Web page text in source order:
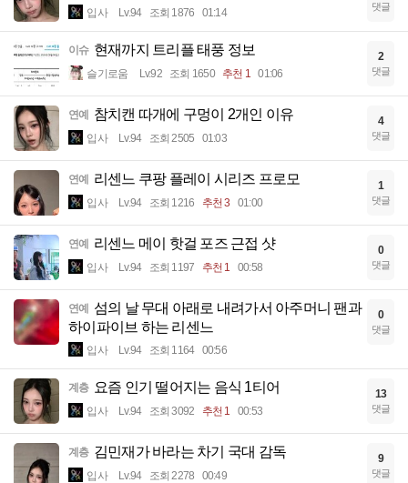
입사 Lv.94 조회 1876 01:14 댓글
이슈 현재까지 트리플 태풍 정보
슬기로움 Lv.92 조회 1650 추천 1 01:06
2
댓글
연예 참치캔 따개에 구멍이 2개인 이유
입사 Lv.94 조회 2505 01:03
4
댓글
연예 리센느 쿠팡 플레이 시리즈 프로모
입사 Lv.94 조회 1216 추천 3 01:00
1
댓글
연예 리센느 메이 핫걸 포즈 근접 샷
입사 Lv.94 조회 1197 추천 1 00:58
0
댓글
연예 섬의 날 무대 아래로 내려가서 아주머니 팬과
하이파이브 하는 리센느
입사 Lv.94 조회 1164 00:56
0
댓글
계층 요즘 인기 떨어지는 음식 1티어
입사 Lv.94 조회 3092 추천 1 00:53
13
댓글
계층 김민재가 바라는 차기 국대 감독
입사 Lv.94 조회 2278 00:49
9
댓글